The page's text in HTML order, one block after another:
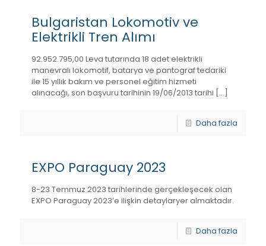
Bulgaristan Lokomotiv ve
Elektrikli Tren Alımı
92.952.795,00 Leva tutarında 18 adet elektrikli
manevralı lokomotif, batarya ve pantograf tedariki
ile 15 yıllık bakım ve personel eğitim hizmeti
alınacağı, son başvuru tarihinin 19/06/2013 tarihi […]
Daha fazla
EXPO Paraguay 2023
8-23 Temmuz 2023 tarihlerinde gerçekleşecek olan
EXPO Paraguay 2023’e ilişkin detaylaryer almaktadır.
Daha fazla